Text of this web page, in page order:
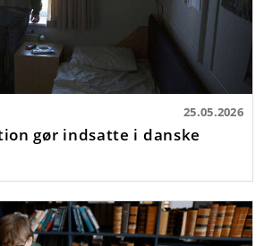
25.05.2026
gør indsatte i danske